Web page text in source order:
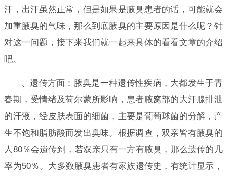
汗，出汗虽然正常，但是如果是腋臭患者的话，可能就会
加重腋臭的气味，那么到底腋臭的主要原因是什么呢？针
对这一问题，接下来我们就一起来具体的看看文章的介绍
吧。
、遗传方面：腋臭是一种遗传性疾病，大都发生于青
春期，受情绪及荷尔蒙所影响，患者腋窝部的大汗腺排泄
的汗液，经皮肤表面的细菌，主要是葡萄球菌的分解，产
生不饱和脂肪酸而发出臭味。根据调查，双亲皆有腋臭的
人80％会遗传到，若双亲只有一方有腋臭，那么遗传的几
率为50％。大多数腋臭患者有家族遗传史，有统计显示，